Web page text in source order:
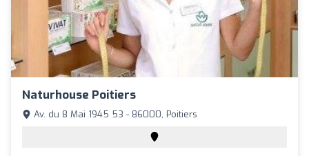
Naturhouse Poitiers
Av. du 8 Mai 1945 53 - 86000, Poitiers